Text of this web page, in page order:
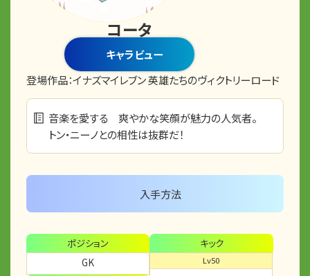
コータ
キャラビュー
登場作品：イナズマイレブン 英雄たちのヴィクトリーロード
音楽を愛する 爽やかな笑顔が魅力の人気者。
トン・ニーノとの相性は抜群だ！
入手方法
ポジション
GK
キック
Lv50